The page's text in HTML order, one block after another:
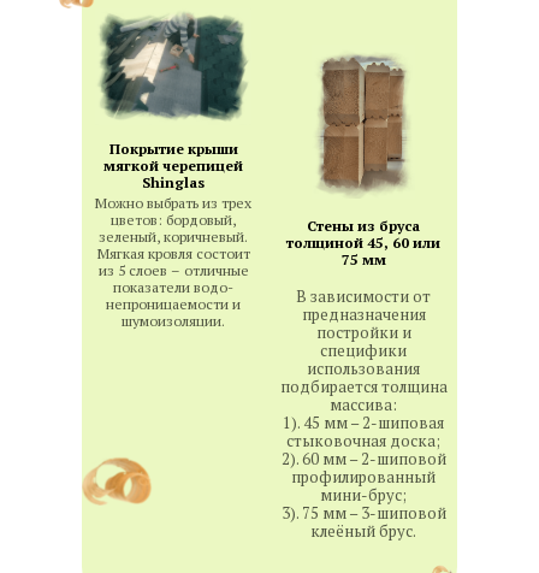
Можно выбрать из трех
цветов: бордовый,
зеленый, коричневый.
Мягкая кровля состоит
из 5 слоев – отличные
показатели водо-
непроницаемости и
шумоизоляции.
Покрытие крыши
мягкой черепицей
Shinglas
Стены из бруса
толщиной 45, 60 или
75 мм
В зависимости от
предназначения
постройки и
специфики
использования
подбирается толщина
массива:
1). 45 мм – 2-шиповая
стыковочная доска;
2). 60 мм – 2-шиповой
профилированный
мини-брус;
3). 75 мм – 3-шиповой
клеёный брус.